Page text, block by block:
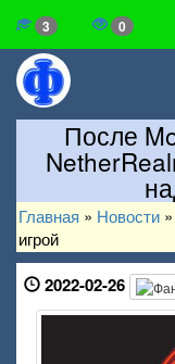
3 0
После
Главная » Новости »
игрой
2022-02-26